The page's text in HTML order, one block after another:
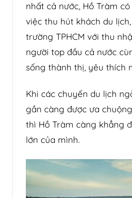
nhất cả nước, Hồ Tràm
việc thu hút khách du
trường TPHCM với thu
người top đầu cả nước
sống thành thị, yêu thích
Khi các chuyến du lịch
gần càng được ưa
thì Hồ Tràm càng khẳng
lớn của mình.